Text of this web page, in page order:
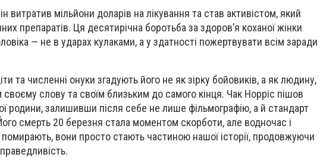
витратив мільйони доларів на лікування та став активістом, який
препаратів. Ця десятирічна боротьба за здоров’я коханої жінки
— не в ударах кулаками, а у здатності пожертвувати всім заради
та численні онуки згадують його не як зірку бойовиків, а як людину,
своєму слову та своїм близьким до самого кінця. Чак Норріс пішов
родини, залишивши після себе не лише фільмографію, а й стандарт
смерть 20 березня стала моментом скорботи, але водночас і
вони просто стають частиною нашої історії, продовжуючи